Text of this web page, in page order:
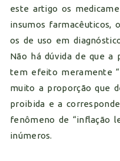
este artigo os
insumos farmacêuticos,
os de uso em
Não há dúvida de que a
tem efeito meramente
muito a proporção que
proibida e a
fenômeno de “inflação
inúmeros.